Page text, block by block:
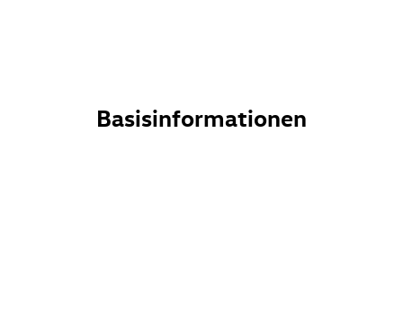
Basisinformationen